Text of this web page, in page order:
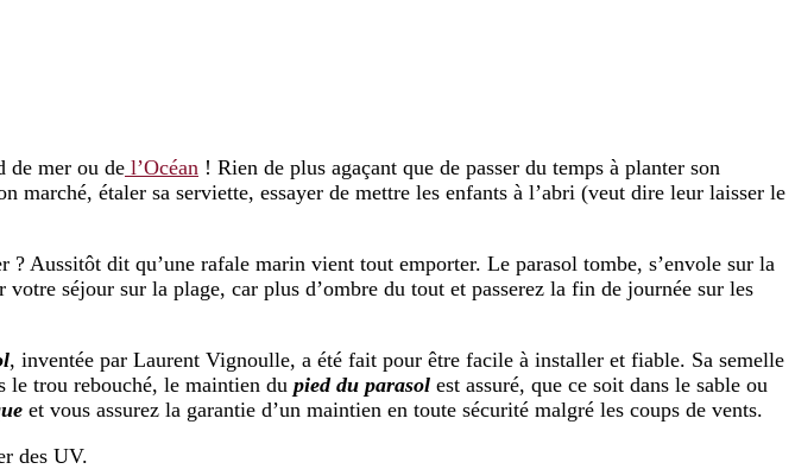
de mer ou de l’Océan ! Rien de plus agaçant que de passer du temps à planter son
marché, étaler sa serviette, essayer de mettre les enfants à l’abri (veut dire leur laisser le
Aussitôt dit qu’une rafale marin vient tout emporter. Le parasol tombe, s’envole sur la
séjour sur la plage, car plus d’ombre du tout et passerez la fin de journée sur les
, inventée par Laurent Vignoulle, a été fait pour être facile à installer et fiable. Sa semelle
le trou rebouché, le maintien du pied du parasol est assuré, que ce soit dans le sable ou
et vous assurez la garantie d’un maintien en toute sécurité malgré les coups de vents.
des UV.